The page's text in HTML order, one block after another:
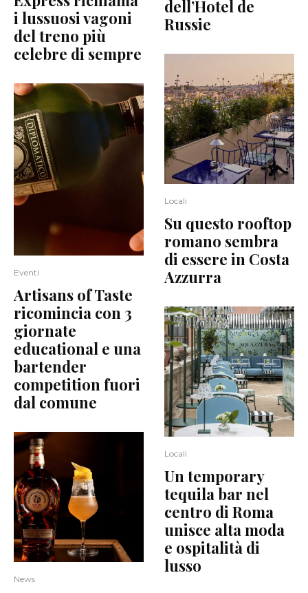
i lussuosi vagoni
del treno più
celebre di sempre
Eventi
Artisans of Taste
ricomincia con 3
giornate
educational e una
bartender
competition fuori
dal comune
News
dell’Hotel de
Russie
Locali
Su questo rooftop
romano sembra
di essere in Costa
Azzurra
Locali
Un temporary
tequila bar nel
centro di Roma
unisce alta moda
e ospitalità di
lusso